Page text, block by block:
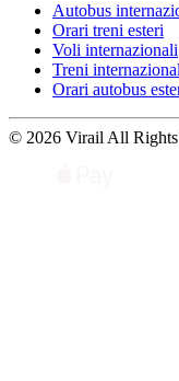
Autobus
Orari treni esteri
Voli internazionali
Treni
Orari autobus
© 2026 Virail All Rights